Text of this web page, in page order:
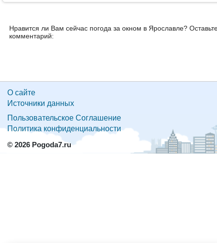
Нравится ли Вам сейчас погода за окном в Ярославле?
комментарий:
О сайте
Источники данных
Пользовательское Соглашение
Политика конфиденциальности
© 2026 Pogoda7.ru